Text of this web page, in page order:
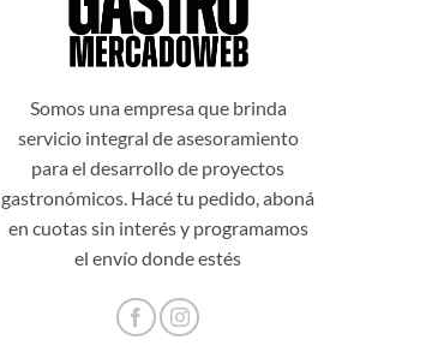
Somos una empresa que brinda
servicio integral de asesoramiento
para el desarrollo de proyectos
gastronómicos. Hacé tu pedido, aboná
en cuotas sin interés y programamos
el envío donde estés